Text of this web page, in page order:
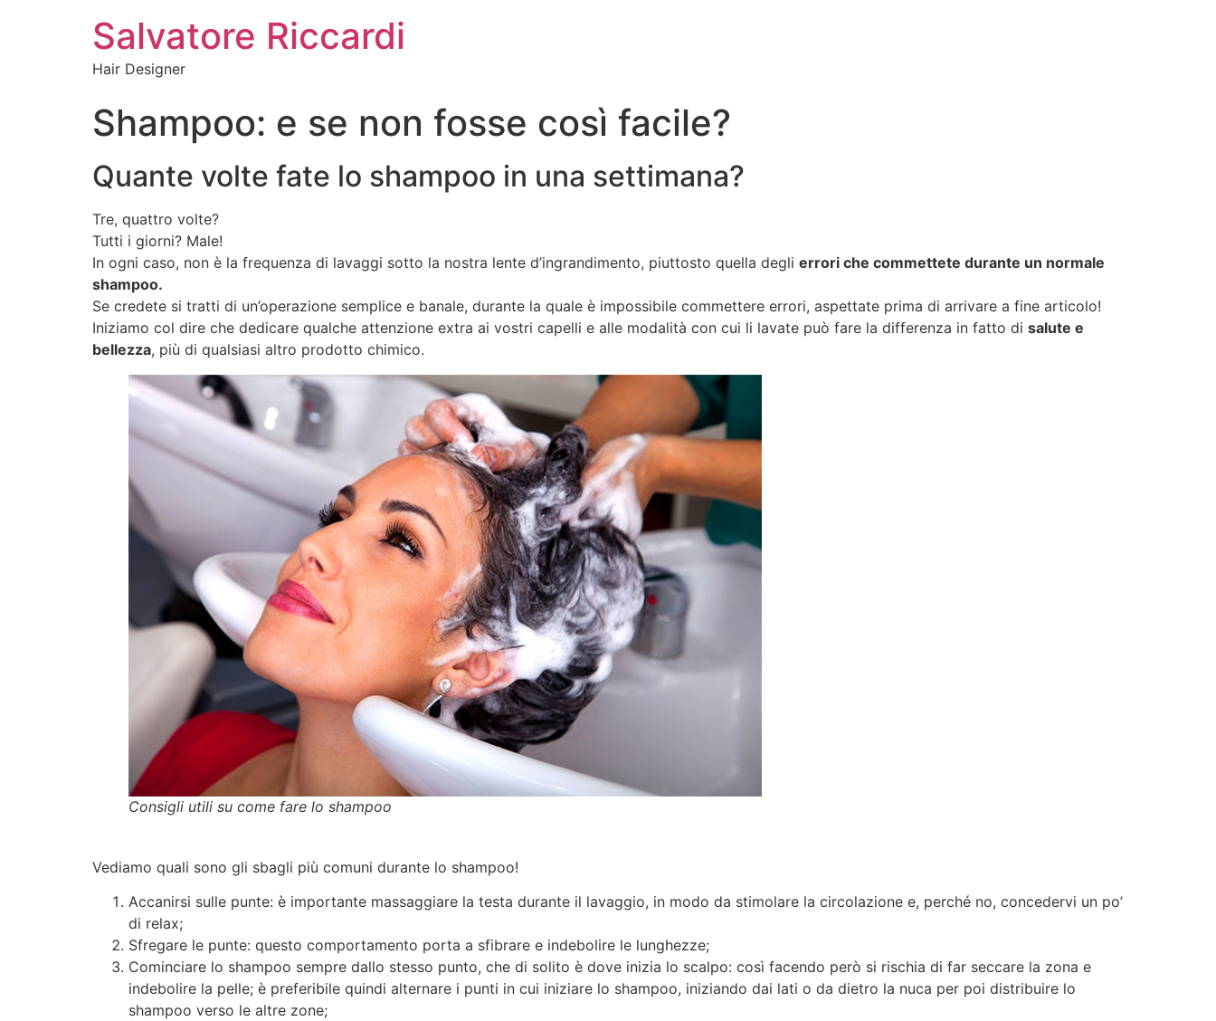
Salvatore Riccardi
Hair Designer
Shampoo: e se non fosse così facile?
Quante volte fate lo shampoo in una settimana?
Tre, quattro volte?
Tutti i giorni? Male!
In ogni caso, non è la frequenza di lavaggi sotto la nostra lente d’ingrandimento, piuttosto quella degli errori che commettete durante un normale
shampoo.
Se credete si tratti di un’operazione semplice e banale, durante la quale è impossibile commettere errori, aspettate prima di arrivare a fine articolo!
Iniziamo col dire che dedicare qualche attenzione extra ai vostri capelli e alle modalità con cui li lavate può fare la differenza in fatto di salute e
bellezza, più di qualsiasi altro prodotto chimico.
Consigli utili su come fare lo shampoo
Vediamo quali sono gli sbagli più comuni durante lo shampoo!
Accanirsi sulle punte: è importante massaggiare la testa durante il lavaggio, in modo da stimolare la circolazione e, perché no, concedervi un po’
di relax;
Sfregare le punte: questo comportamento porta a sfibrare e indebolire le lunghezze;
Cominciare lo shampoo sempre dallo stesso punto, che di solito è dove inizia lo scalpo: così facendo però si rischia di far seccare la zona e
indebolire la pelle; è preferibile quindi alternare i punti in cui iniziare lo shampoo, iniziando dai lati o da dietro la nuca per poi distribuire lo
shampoo verso le altre zone;